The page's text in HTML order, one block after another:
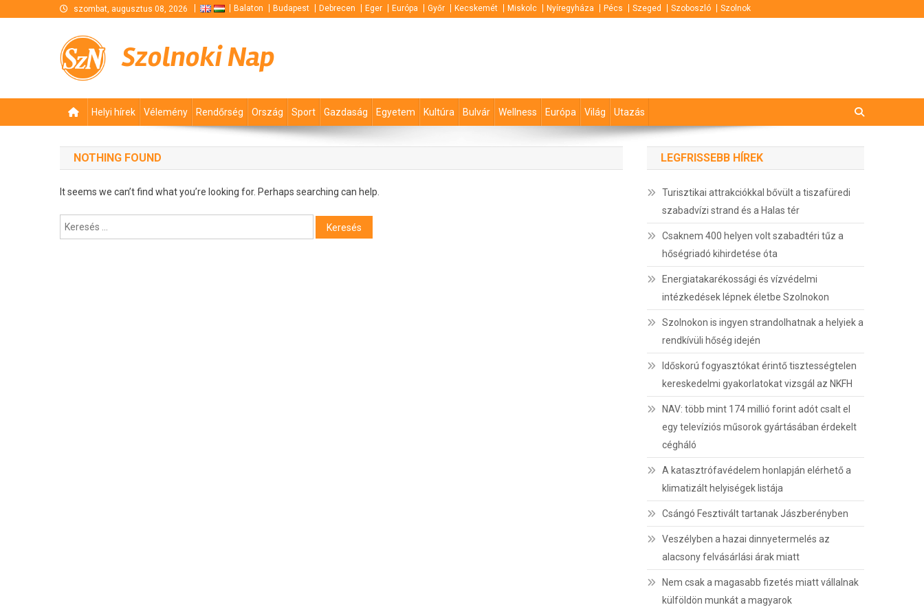
szombat, augusztus 08, 2026 Balaton Budapest Debrecen Eger Európa Győr Kecskemét Miskolc Nyíregyháza Pécs Szeged Szoboszló Szolnok
Szolnoki Nap
Helyi hírek Vélemény Rendőrség Ország Sport Gazdaság Egyetem Kultúra Bulvár Wellness Európa Világ Utazás
NOTHING FOUND
It seems we can’t find what you’re looking for. Perhaps searching can help.
Keresés:
LEGFRISSEBB HÍREK
Turisztikai attrakciókkal bővült a tiszafüredi
szabadvízi strand és a Halas tér
Csaknem 400 helyen volt szabadtéri tűz a
hőségriadó kihirdetése óta
Energiatakarékossági és vízvédelmi
intézkedések lépnek életbe Szolnokon
Szolnokon is ingyen strandolhatnak a helyiek a
rendkívüli hőség idején
Időskorú fogyasztókat érintő tisztességtelen
kereskedelmi gyakorlatokat vizsgál az NKFH
NAV: több mint 174 millió forint adót csalt el
egy televíziós műsorok gyártásában érdekelt
cégháló
A katasztrófavédelem honlapján elérhető a
klimatizált helyiségek listája
Csángó Fesztivált tartanak Jászberényben
Veszélyben a hazai dinnyetermelés az
alacsony felvásárlási árak miatt
Nem csak a magasabb fizetés miatt vállalnak
külföldön munkát a magyarok